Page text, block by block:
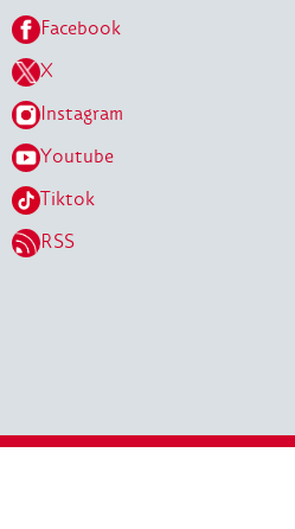
Facebook
X
Instagram
Youtube
Tiktok
RSS